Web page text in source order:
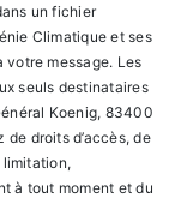
un fichier
Climatique et ses
message. Les
seuls destinataires
Koenig, 83400
de droits d’accès, de
à tout moment et du